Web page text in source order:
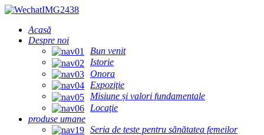
Acasă
Despre noi
Bun venit
Istorie
Onora
Expoziţie
Misiune și valori fundamentale
Locaţie
produse umane
Seria de teste pentru sănătatea femeilor